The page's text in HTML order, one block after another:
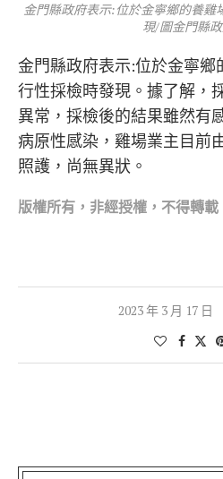
金門縣政府表示:位於金寧鄉的養雞
現/圖金門縣
金門縣政府表示:位於金寧鄉
行性採檢時發現。據了解，
異常，採檢後的結果雖然有
病原性感染，雞場業主目前
照護，尚無異狀。
版權所有，非經授權，不得轉載
2023 年 3 月 17 日